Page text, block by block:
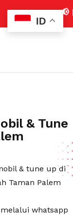
📢 Klaim
& Tune
& tune up di
Taman Palem
whatsapp
ID